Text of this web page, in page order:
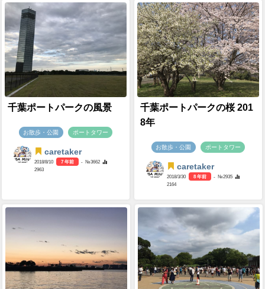
千葉ポートパークの風景
お散歩・公園 ポートタワー
caretaker
2018/8/10 7 年前
- №3662
2963
千葉ポートパークの桜 201
8年
お散歩・公園 ポートタワー
caretaker
2018/3/30 8 年前
- №2935
2164